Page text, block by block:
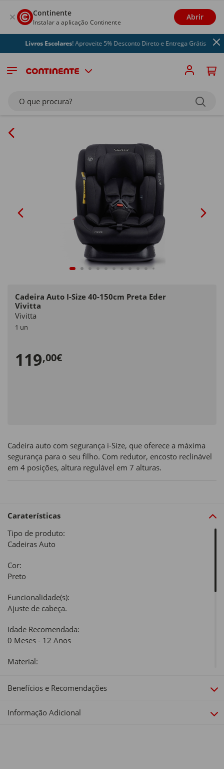
Continente
Instalar a aplicação Continente
Abrir
Livros Escolares! Aproveite 5% Desconto Direto e Entrega Grátis
O que procura?
Cadeira Auto I-Size 40-150cm Preta Eder
Vivitta
Vivitta
1 un
119,00€
Cadeira auto com segurança i-Size, que oferece a máxima
segurança para o seu filho. Com redutor, encosto reclinável
em 4 posições, altura regulável em 7 alturas.
Caraterísticas
Tipo de produto:
Cadeiras Auto
Cor:
Preto
Funcionalidade(s):
Ajuste de cabeça.
Idade Recomendada:
0 Meses - 12 Anos
Material:
Dimensões:
Benefícios e Recomendações
Informação Adicional